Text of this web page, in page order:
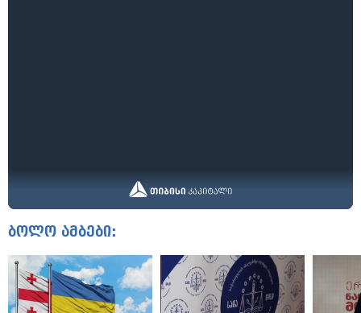
ბოლო ამბები: